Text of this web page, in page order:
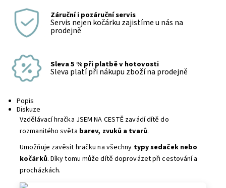
Záruční i pozáruční servis
Servis nejen kočárku zajistíme u nás na
prodejně
Sleva 5 % při platbě v hotovosti
Sleva platí při nákupu zboží na prodejně
Popis
Diskuze
Vzdělávací hračka JSEM NA CESTĚ zavádí dítě do
rozmanitého světa barev, zvuků a tvarů.
Umožňuje zavěsit hračku na všechny typy sedaček nebo
kočárků. Díky tomu může dítě doprovázet při cestování a
procházkách.